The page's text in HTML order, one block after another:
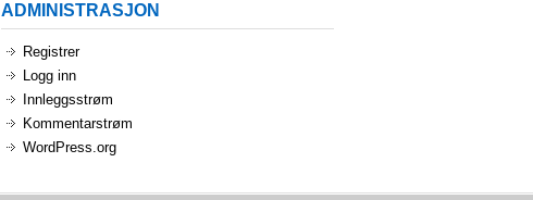
ADMINISTRASJON
Registrer
Logg inn
Innleggsstrøm
Kommentarstrøm
WordPress.org